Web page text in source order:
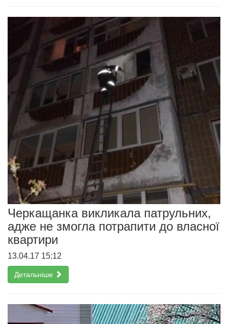
Черкащанка викликала патрульних,
адже не змогла потрапити до власної
квартири
13.04.17 15:12
Детальніше